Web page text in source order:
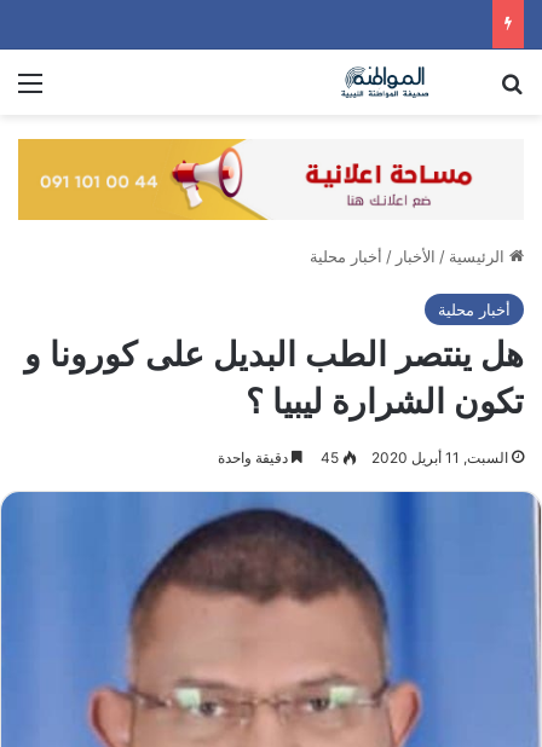
الرئيسية / الأخبار / أخبار محلية
أخبار محلية
هل ينتصر الطب البديل على كورونا و
تكون الشرارة ليبيا ؟
السبت, 11 أبريل 2020 45 دقيقة واحدة